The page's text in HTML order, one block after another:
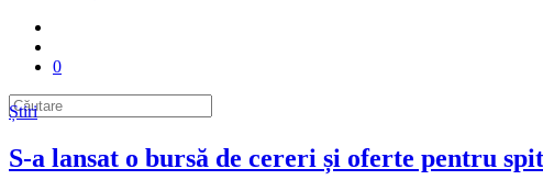
0
Știri
S-a lansat o bursă de cereri și oferte pentru